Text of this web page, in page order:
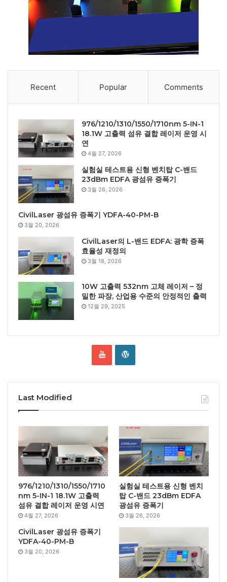
Recent Popular Comments
976/1210/1310/1550/1710nm 5-IN-1
18.1W 고출력 섬유 결합 레이저 운영 시
연
4월 27, 2026
실험실 테스트용 신형 벤치탑 C-밴드
23dBm EDFA 광섬유 증폭기
3월 26, 2026
CivilLaser 광섬유 증폭기 YDFA-40-PM-B
3월 20, 2026
CivilLaser의 L-밴드 EDFA: 광학 증폭
효율성 재정의
3월 18, 2026
10W 고출력 532nm 고체 레이저 – 정
밀한 파장, 산업용 수준의 안정적인 출력
12월 29, 2025
Last Modified
976/1210/1310/1550/1710
nm 5-IN-1 18.1W 고출력
섬유 결합 레이저 운영 시연
4월 27, 2026
실험실 테스트용 신형 벤치
탑 C-밴드 23dBm EDFA
광섬유 증폭기
3월 26, 2026
CivilLaser 광섬유 증폭기
YDFA-40-PM-B
3월 20, 2026